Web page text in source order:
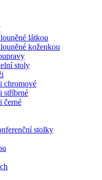
látkou
koženkou
stoly
chromové
stříbrné
černé
stolky